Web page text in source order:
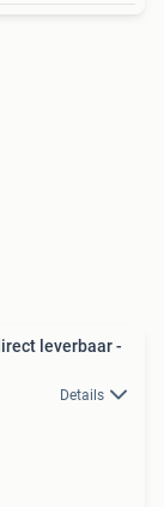
leverbaar -
Details